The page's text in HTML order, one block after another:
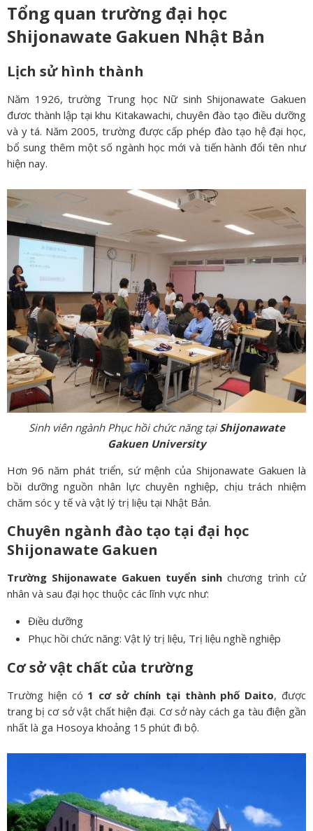
Tổng quan trường đại học
Shijonawate Gakuen Nhật Bản
Lịch sử hình thành
Năm 1926, trường Trung học Nữ sinh Shijonawate Gakuen
đươc thành lập tại khu Kitakawachi, chuyên đào tạo điều dưỡng
và y tá. Năm 2005, trường được cấp phép đào tạo hệ đại học,
bổ sung thêm một số ngành học mới và tiến hành đổi tên như
hiện nay.
Sinh viên ngành Phục hồi chức năng tạiShijonawate
Gakuen University
Hơn 96 năm phát triển, sứ mệnh của Shijonawate Gakuen là
bồi dưỡng nguồn nhân lực chuyên nghiệp, chịu trách nhiệm
chăm sóc y tế và vật lý trị liệu tại Nhật Bản.
Chuyên ngành đào tạo tại đại học
Shijonawate Gakuen
Trường Shijonawate Gakuen tuyển sinh chương trình cử
nhân và sau đại học thuộc các lĩnh vực như:
Điều dưỡng
Phục hồi chức năng: Vật lý trị liệu, Trị liệu nghề nghiệp
Cơ sở vật chất của trường
Trường hiện có 1 cơ sở chính tại thành phố Daito, được
trang bị cơ sở vật chất hiện đại. Cơ sở này cách ga tàu điện gần
nhất là ga Hosoya khoảng 15 phút đi bộ.